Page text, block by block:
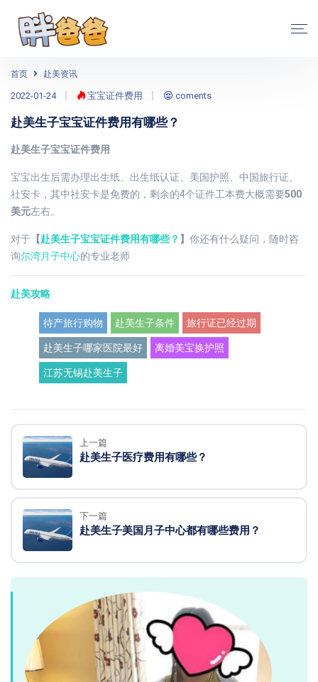
首页 赴美资讯
2022-01-24 宝宝证件费用 coments
赴美生子宝宝证件费用有哪些？
赴美生子宝宝证件费用
宝宝出生后需办理出生纸、出生纸认证、美国护照、中国旅行证、
社安卡，其中社安卡是免费的，剩余的4个证件工本费大概需要500
美元左右。
对于 【赴美生子宝宝证件费用有哪些？ 】 你还有什么疑问，随时咨
询尔湾月子中心的专业老师
赴美攻略
待产旅行购物 赴美生子条件 旅行证已经过期
赴美生子哪家医院最好 离婚美宝换护照
江苏无锡赴美生子
上一篇
赴美生子医疗费用有哪些？
下一篇
赴美生子美国月子中心都有哪些费用？